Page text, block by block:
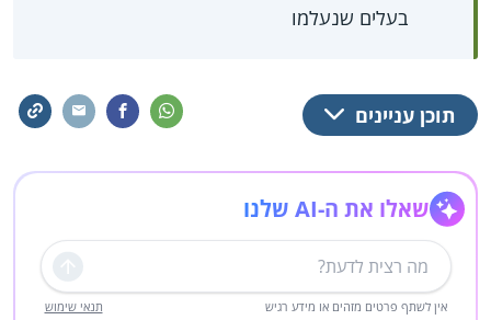
בעלים שנעלמו
תוכן עניינים
שאלו את ה-AI שלנו
שליחה
אין לשתף פרטים מזהים או מידע רגיש תנאי שימוש